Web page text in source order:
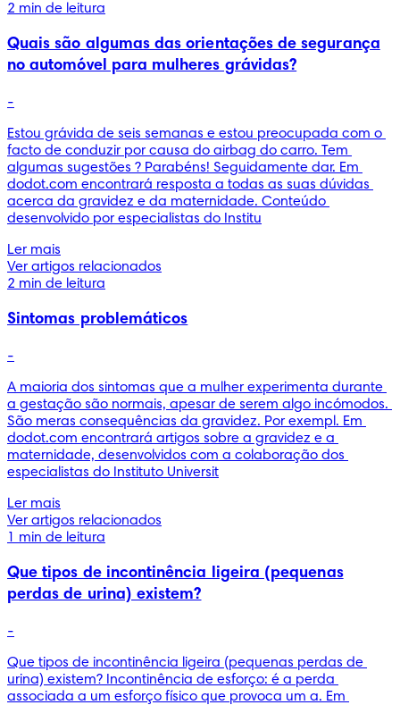
2 min de leitura
Quais são algumas das orientações de segurança
no automóvel para mulheres grávidas?
-
Estou grávida de seis semanas e estou preocupada com o
facto de conduzir por causa do airbag do carro. Tem
algumas sugestões ? Parabéns! Seguidamente dar. Em
dodot.com encontrará resposta a todas as suas dúvidas
acerca da gravidez e da maternidade. Conteúdo
desenvolvido por especialistas do Institu
Ler mais
Ver artigos relacionados
2 min de leitura
Sintomas problemáticos
-
A maioria dos sintomas que a mulher experimenta durante
a gestação são normais, apesar de serem algo incómodos.
São meras consequências da gravidez. Por exempl. Em
dodot.com encontrará artigos sobre a gravidez e a
maternidade, desenvolvidos com a colaboração dos
especialistas do Instituto Universit
Ler mais
Ver artigos relacionados
1 min de leitura
Que tipos de incontinência ligeira (pequenas
perdas de urina) existem?
-
Que tipos de incontinência ligeira (pequenas perdas de
urina) existem? Incontinência de esforço: é a perda
associada a um esforço físico que provoca um a. Em